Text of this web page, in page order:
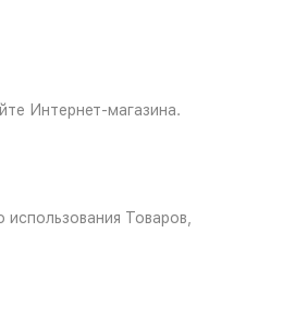
Интернет-магазина.
Товаров,